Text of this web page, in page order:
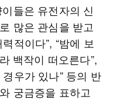
들은 유전자의 신
많은 관심을 받고
적이다”, “밤에 보
백작이 떠오른다”,
우가 있나” 등의 반
궁금증을 표하고